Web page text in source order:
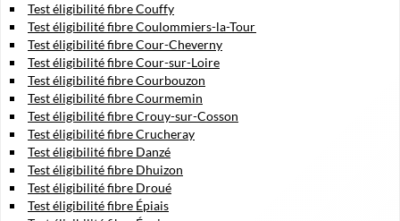
Test éligibilité fibre Couffy
Test éligibilité fibre Coulommiers-la-Tour
Test éligibilité fibre Cour-Cheverny
Test éligibilité fibre Cour-sur-Loire
Test éligibilité fibre Courbouzon
Test éligibilité fibre Courmemin
Test éligibilité fibre Crouy-sur-Cosson
Test éligibilité fibre Crucheray
Test éligibilité fibre Danzé
Test éligibilité fibre Dhuizon
Test éligibilité fibre Droué
Test éligibilité fibre Épiais